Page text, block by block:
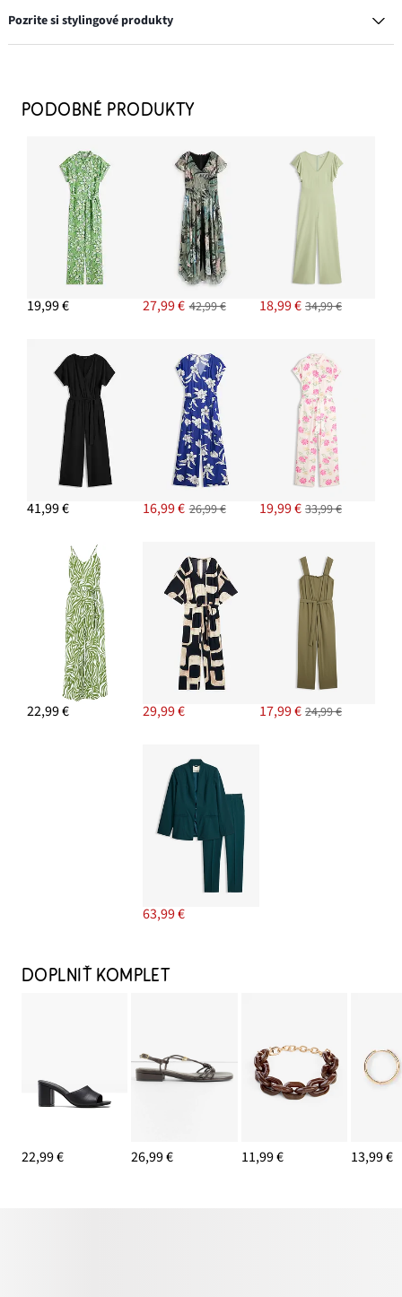
Pozrite si stylingové produkty
Slnečné okuliare
11,99 €
PRIDAŤ DO KOŠÍKA
Sandále na remienky s metalízovými detailmi
26,99 €
PRIDAŤ DO KOŠÍKA
Napichovacie náušnice
PRIDAŤ DO KOŠÍKA
11,99 €
PRIDAŤ DO KOŠÍKA
PODOBNÉ PRODUKTY
19,99 € 27,99 € 42,99 € 18,99 € 34,99 €
41,99 € 16,99 € 26,99 € 19,99 € 33,99 €
22,99 € 29,99 € 17,99 € 24,99 €
63,99 €
DOPLNIŤ KOMPLET
22,99 € 26,99 € 11,99 € 13,99 €